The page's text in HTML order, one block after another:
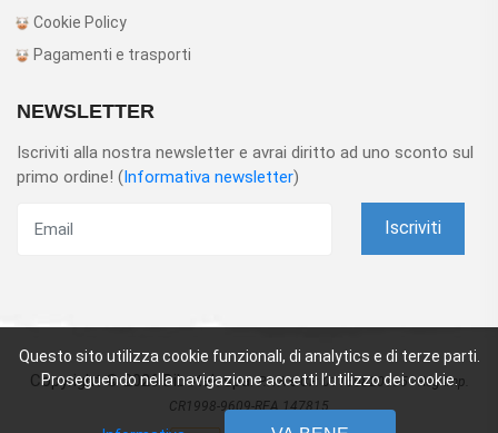
Questo sito utilizza cookie funzionali, di analytics e di terze parti.
Proseguendo nella navigazione accetti l’utilizzo dei cookie.
Cookie Policy
Pagamenti e trasporti
NEWSLETTER
Iscriviti alla nostra newsletter e avrai diritto ad uno sconto sul
primo ordine! (Informativa newsletter)
Iscriviti
Copyright © 2026 Dibotek spa.P.IVA e CF: 01160820195 - Reg Imp.
CR1998-9609-REA 147815